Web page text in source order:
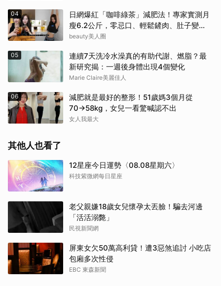
04
日網爆紅「咖啡綠茶」減肥法！專家實測月
瘦6.2公斤，零忌口、輕鬆鏟肉、肚子變
小！
beauty美人圈
05
連續7天洗冷水澡真的有助代謝、燃脂？最
新研究揭：一週後身體出現4個變化
Marie Claire美麗佳人
06
減肥就是最好的整形！51歲媽3個月從
70→58kg，女兒一看驚喊認不出
女人我最大
其他人也看了
12星座今日運勢〈08.08星期六〉
科技紫微網每日星座
老父親嫌18歲女兒懷孕太丟臉！騙去河邊
「活活溺斃」
民視新聞網
屏東女欠50萬高利貸！遭3惡煞追討 小吃店
包廂多次性侵
EBC 東森新聞